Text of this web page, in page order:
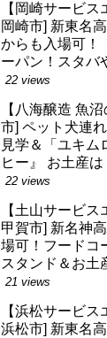
【岡崎サービ
岡崎市] 新東名
からも入場可！
ーパン！スタバ
22 views
【八海醸造 魚
市] ペット犬連
見学＆「ユキム
ヒー』 お土産は
22 views
【土山サービ
甲賀市] 新名神
場可！フードコ
スタンド＆お土
21 views
【浜松サービ
浜松市] 新東名